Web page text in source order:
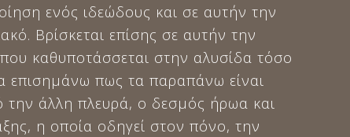
ενός ιδεώδους και σε αυτήν την
Βρίσκεται επίσης σε αυτήν την
καθυποτάσσεται στην αλυσίδα τόσο
επισημάνω πως τα παραπάνω είναι
άλλη πλευρά, ο δεσμός ήρωα και
η οποία οδηγεί στον πόνο, την